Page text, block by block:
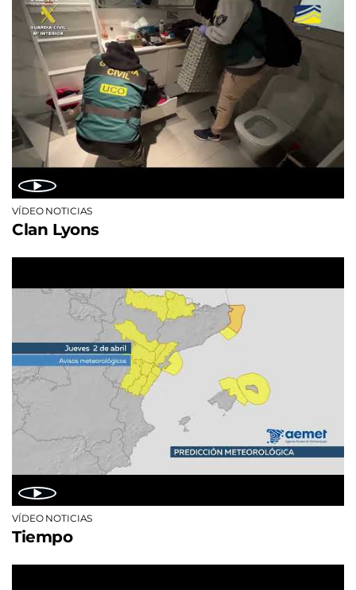
VÍDEO NOTICIAS
Clan Lyons
VÍDEO NOTICIAS
Tiempo